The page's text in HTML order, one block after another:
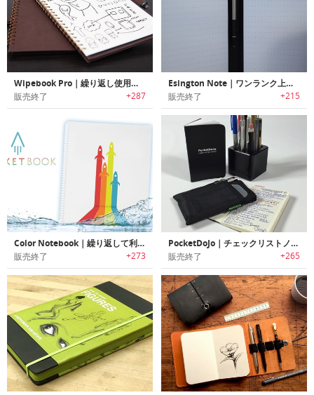
Wipebook Pro｜繰り返し使用可能なホワイトボードノート「ワイプブックプロ」
販売終了 +287
Esington Note｜ワンランク上を行く革新的なスパイラルノート「エシントンノート」
販売終了 +215
Color Notebook｜繰り返して利用可能なキッズ向けお絵かきノート「カラーノートブック」
販売終了 +273
PocketDoJo｜チェックリストノートブック「ポケットドージョー」
販売終了 +265